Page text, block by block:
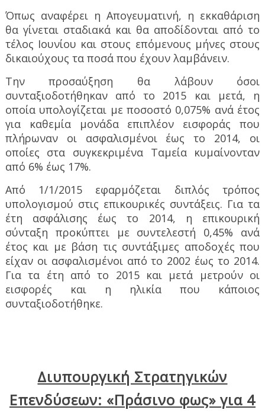
Όπως αναφέρει η Απογευματινή, η εκκαθάριση
θα γίνεται σταδιακά και θα αποδίδονται από το
τέλος Ιουνίου και στους επόμενους μήνες στους
δικαιούχους τα ποσά που έχουν λαμβάνειν.
Την προσαύξηση θα λάβουν όσοι
συνταξιοδοτήθηκαν από το 2015 και μετά, η
οποία υπολογίζεται με ποσοστό 0,075% ανά έτος
για καθεμία μονάδα επιπλέον εισφοράς που
πλήρωναν οι ασφαλισμένοι έως το 2014, οι
οποίες στα συγκεκριμένα Ταμεία κυμαίνονταν
από 6% έως 17%.
Από 1/1/2015 εφαρμόζεται διπλός τρόπος
υπολογισμού στις επικουρικές συντάξεις. Για τα
έτη ασφάλισης έως το 2014, η επικουρική
σύνταξη προκύπτει με συντελεστή 0,45% ανά
έτος και με βάση τις συντάξιμες αποδοχές που
είχαν οι ασφαλισμένοι από το 2002 έως το 2014.
Για τα έτη από το 2015 και μετά μετρούν οι
εισφορές και η ηλικία που κάποιος
συνταξιοδοτήθηκε.
Διυπουργική Στρατηγικών
Επενδύσεων: «Πράσινο φως» για 4